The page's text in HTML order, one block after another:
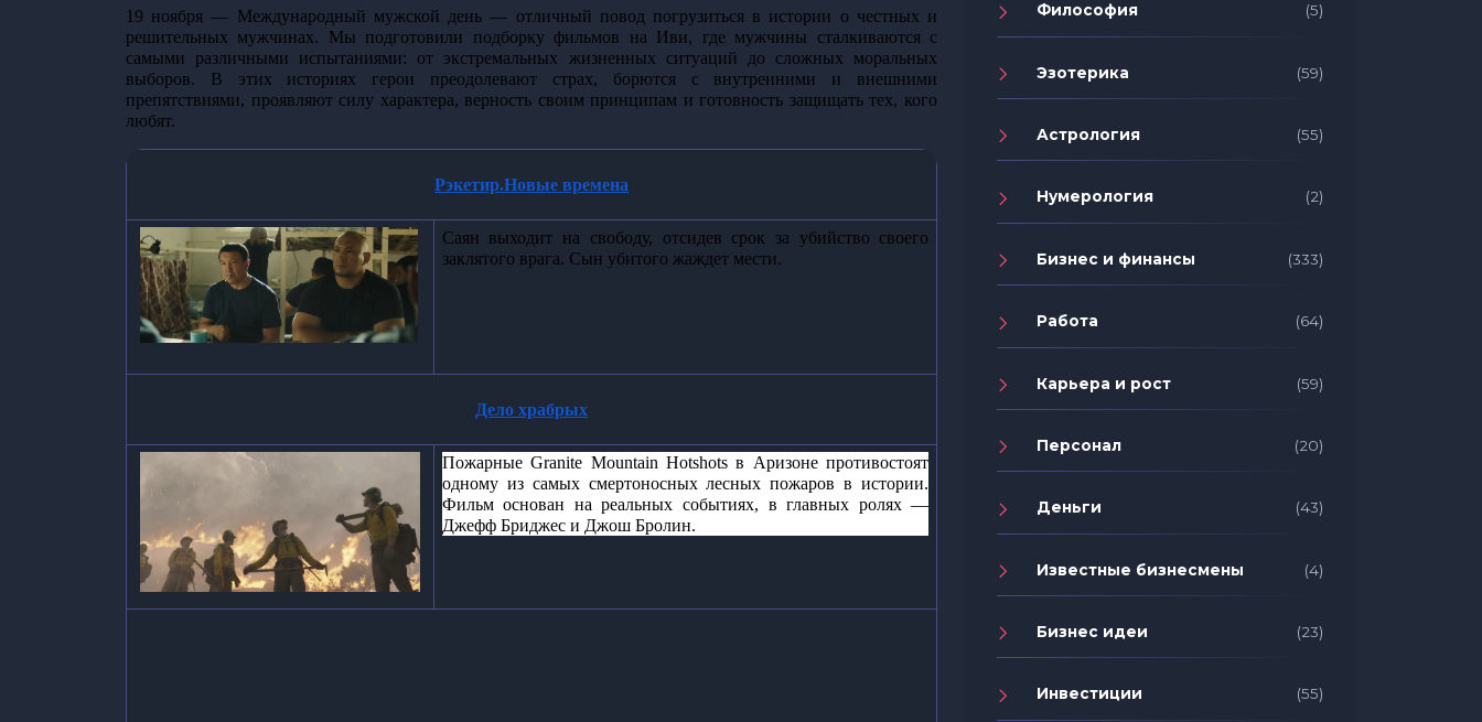
19 ноября — Международный мужской день — отличный повод погрузиться в истории о честных и
решительных мужчинах. Мы подготовили подборку фильмов на Иви, где мужчины сталкиваются с
самыми различными испытаниями: от экстремальных жизненных ситуаций до сложных моральных
выборов. В этих историях герои преодолевают страх, борются с внутренними и внешними
препятствиями, проявляют силу характера, верность своим принципам и готовность защищать тех, кого
любят.
Рэкетир.Новые времена
Саян выходит на свободу, отсидев срок за убийство своего
заклятого врага. Сын убитого жаждет мести.
Дело храбрых
Пожарные Granite Mountain Hotshots в Аризоне противостоят
одному из самых смертоносных лесных пожаров в истории.
Фильм основан на реальных событиях, в главных ролях —
Джефф Бриджес и Джош Бролин.
Философия (5)
Эзотерика (59)
Астрология (55)
Нумерология (2)
Бизнес и финансы (333)
Работа (64)
Карьера и рост (59)
Персонал (20)
Деньги (43)
Известные бизнесмены (4)
Бизнес идеи (23)
Инвестиции (55)